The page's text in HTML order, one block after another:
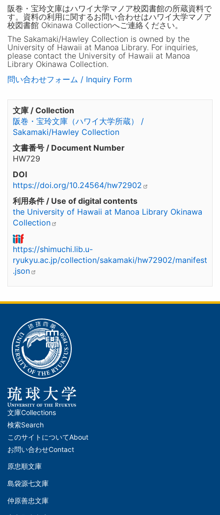
阪巻・宝玲文庫はハワイ大学マノア校図書館の所蔵資料で
す。資料の利用に関するお問い合わせはハワイ大学マノア
校図書館 Okinawa Collectionへご連絡ください。
The Sakamaki/Hawley Collection is owned by the
University of Hawaii at Manoa Library. For inquiries,
please contact the University of Hawaii at Manoa
Library Okinawa Collection.
問い合わせフォーム / Inquiry Form
文庫 / Collection
阪巻・宝玲文庫（ハワイ大学所蔵） /
Sakamaki/Hawley Collection
文書番号 / Document Number
HW729
DOI
https://doi.org/10.24564/hw72902
利用条件 / Use of digital contents
the University of Hawaii at Manoa Library Okinawa
Collection
https://shimuchi.lib.u-
ryukyu.ac.jp/collection/sakamaki/hw72902/manifest
.json
メ
イ
ン
ナ
ビ
ー
文庫Collections
検索Search
このサイトについてAbout
お問い合わせContact
文
(Left)
原忠順文庫
島袋源七文庫
仲原善忠文庫